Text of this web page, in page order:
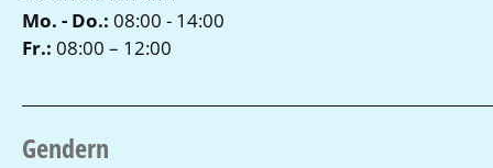
Mo. - Do.: 08:00 - 14:00
Fr.: 08:00 – 12:00
Gendern